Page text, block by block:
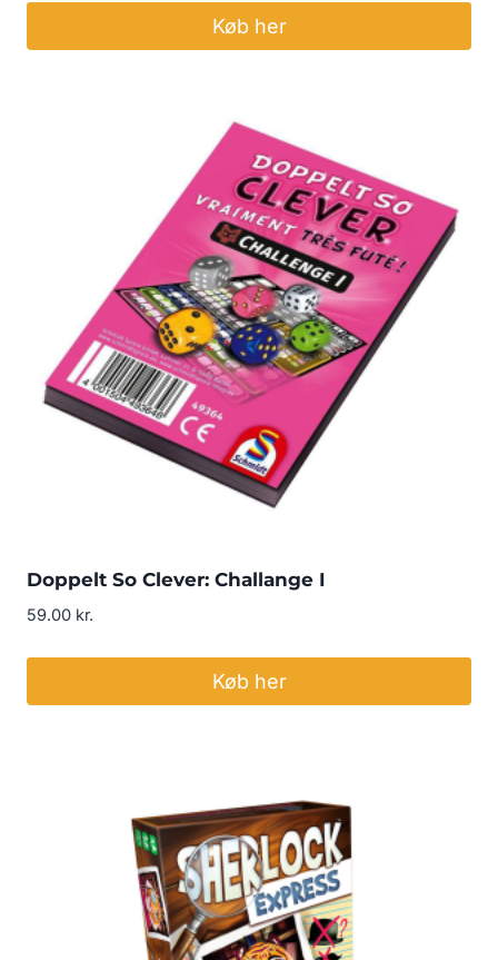
Køb her
Doppelt So Clever: Challange I
59.00 kr.
Køb her